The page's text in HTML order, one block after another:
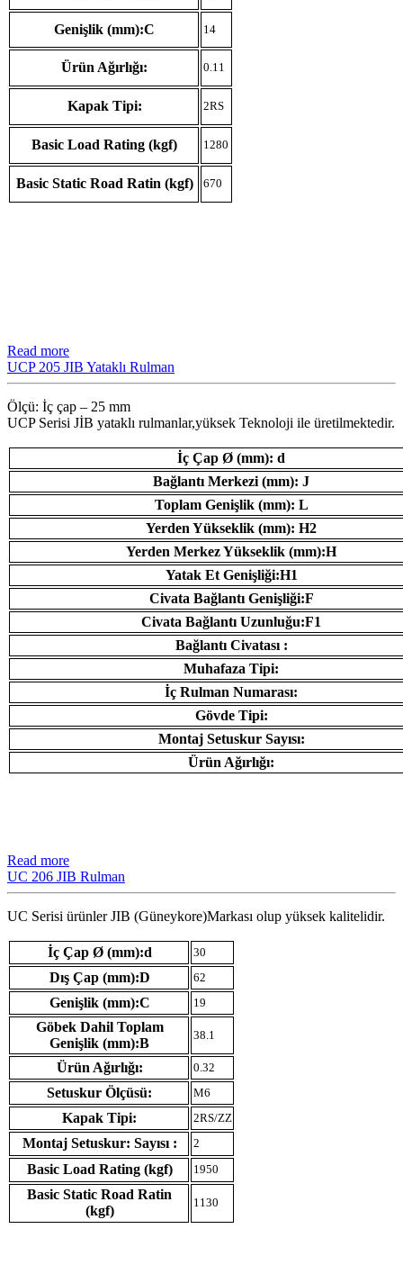
Genişlik (mm):C 14
Ürün Ağırlığı: 0.11
Kapak Tipi: 2RS
Basic Load Rating (kgf) 1280
Basic Static Road Ratin (kgf) 670
Read more
UCP 205 JIB Yataklı Rulman
Ölçü: İç çap – 25 mm
UCP Serisi JİB ​​yataklı rulmanlar,yüksek Teknoloji ile üretilmektedir.
İç Çap Ø (mm): d
Bağlantı Merkezi (mm): J
Toplam Genişlik (mm): L
Yerden Yükseklik (mm): H2
Yerden Merkez Yükseklik (mm):H
Yatak Et Genişliği:H1
Civata Bağlantı Genişliği:F
Civata Bağlantı Uzunluğu:F1
Bağlantı Civatası :
Muhafaza Tipi:
İç Rulman Numarası:
Gövde Tipi:
Montaj Setuskur Sayısı:
Ürün Ağırlığı:
Read more
UC 206 JIB Rulman
UC Serisi ürünler JIB (Güneykore)Markası olup yüksek kalitelidir.
İç Çap Ø (mm):d 30
Dış Çap (mm):D 62
Genişlik (mm):C 19
Göbek Dahil Toplam
Genişlik (mm):B
38.1
Ürün Ağırlığı: 0.32
Setuskur Ölçüsü: M6
Kapak Tipi: 2RS/ZZ
Montaj Setuskur: Sayısı : 2
Basic Load Rating (kgf) 1950
Basic Static Road Ratin
(kgf)
1130